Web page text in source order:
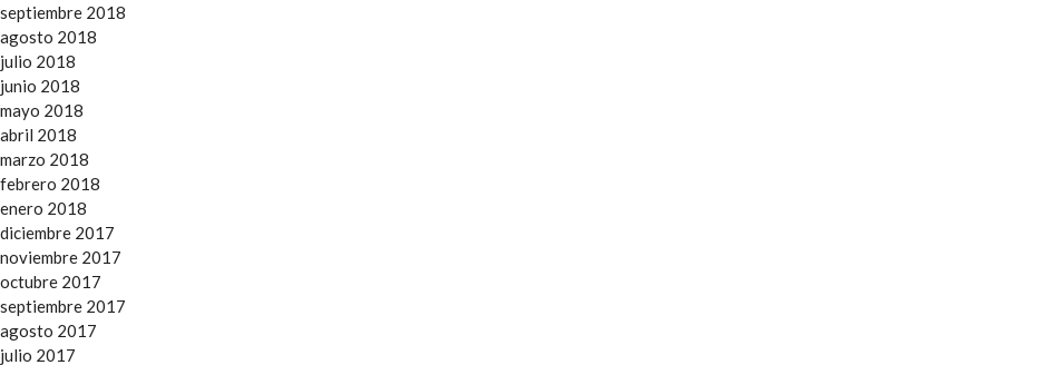
septiembre 2018
agosto 2018
julio 2018
junio 2018
mayo 2018
abril 2018
marzo 2018
febrero 2018
enero 2018
diciembre 2017
noviembre 2017
octubre 2017
septiembre 2017
agosto 2017
julio 2017